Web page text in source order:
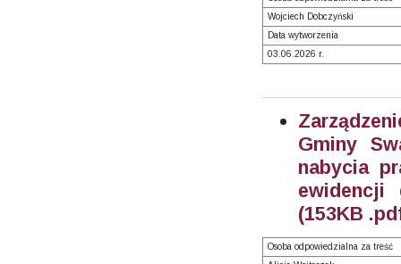
Wojciech Dobczyński
Data wytworzenia
03.06.2026 r.
Gminy
nabycia
ewidencji
(153KB
Osoba odpowiedzialna za treść